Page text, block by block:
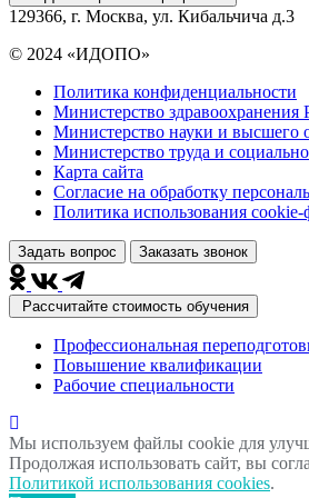
129366, г. Москва, ул. Кибальчича д.3
© 2024 «ИДОПО»
Политика конфиденциальности
Министерство здравоохранения
Министерство науки и высшего
Министерство труда и
Карта сайта
Согласие на обработку
Политика использования сookie-
Задать вопрос Заказать звонок
Рассчитайте стоимость обучения
Профессиональная
Повышение квалификации
Рабочие специальности
Мы используем файлы cookie для
Продолжая использовать сайт, вы
Политикой использования cookies.